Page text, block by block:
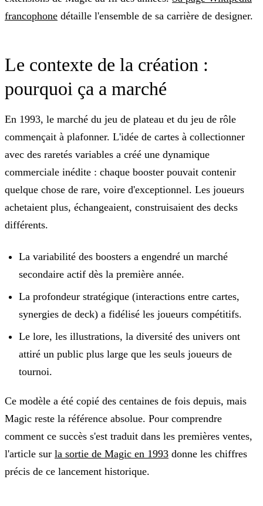
francophone détaille l'ensemble de sa carrière de designer.
Le contexte de la création :
pourquoi ça a marché
En 1993, le marché du jeu de plateau et du jeu de rôle
commençait à plafonner. L'idée de cartes à collectionner
avec des raretés variables a créé une dynamique
commerciale inédite : chaque booster pouvait contenir
quelque chose de rare, voire d'exceptionnel. Les joueurs
achetaient plus, échangeaient, construisaient des decks
différents.
La variabilité des boosters a engendré un marché
secondaire actif dès la première année.
La profondeur stratégique (interactions entre cartes,
synergies de deck) a fidélisé les joueurs compétitifs.
Le lore, les illustrations, la diversité des univers ont
attiré un public plus large que les seuls joueurs de
tournoi.
Ce modèle a été copié des centaines de fois depuis, mais
Magic reste la référence absolue. Pour comprendre
comment ce succès s'est traduit dans les premières ventes,
l'article sur la sortie de Magic en 1993 donne les chiffres
précis de ce lancement historique.